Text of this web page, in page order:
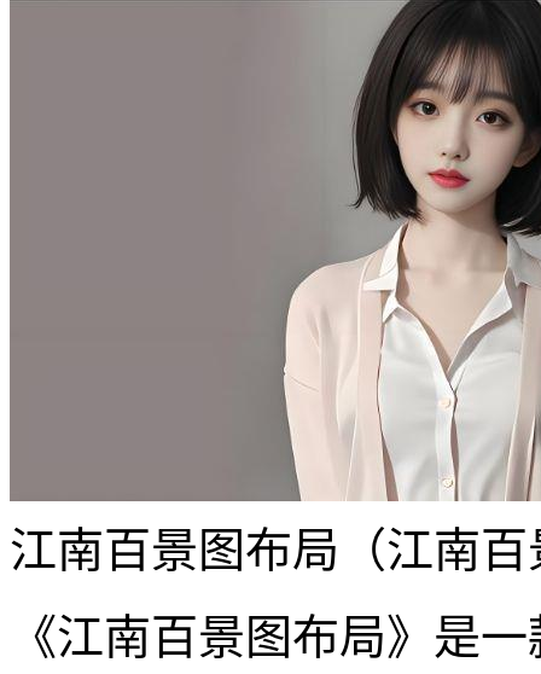
江南百景图布局（江南
《江南百景图布局》是